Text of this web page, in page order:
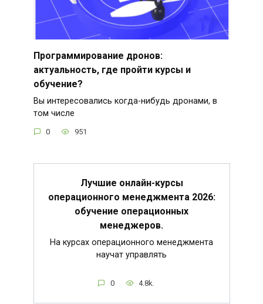
Программирование дронов:
актуальность, где пройти курсы и
обучение?
Вы интересовались когда-нибудь дронами, в
том числе
0 951
Лучшие онлайн-курсы
операционного менеджмента 2026:
обучение операционных
менеджеров.
На курсах операционного менеджмента
научат управлять
0 4.8k.